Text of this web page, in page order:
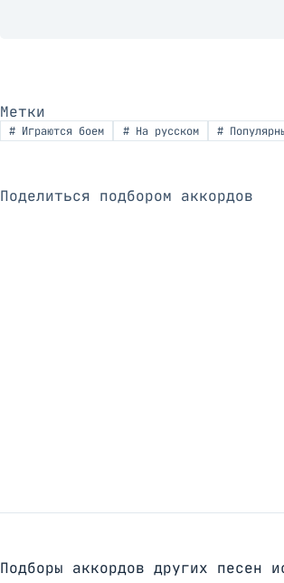
Метки
# Играются боем #На русском #
Поделиться подбором аккордов
Подборы аккордов других песен